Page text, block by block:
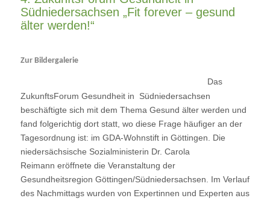
Südniedersachsen „Fit forever – gesund
älter werden!“
Zur Bildergalerie
Das
ZukunftsForum Gesundheit in Südniedersachsen
beschäftigte sich mit dem Thema Gesund älter werden und
fand folgerichtig dort statt, wo diese Frage häufiger an der
Tagesordnung ist: im GDA-Wohnstift in Göttingen. Die
niedersächsische Sozialministerin Dr. Carola
Reimann eröffnete die Veranstaltung der
Gesundheitsregion Göttingen/Südniedersachsen. Im Verlauf
des Nachmittags wurden von Expertinnen und Experten aus